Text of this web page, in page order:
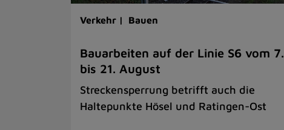
Verkehr | Bauen
Bauarbeiten auf der Linie S6 vom 7.
bis 21. August
Streckensperrung betrifft auch die
Haltepunkte Hösel und Ratingen-Ost